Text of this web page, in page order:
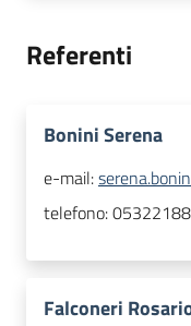
Referenti
Bonini Serena
e-mail:
telefono:
Falconeri